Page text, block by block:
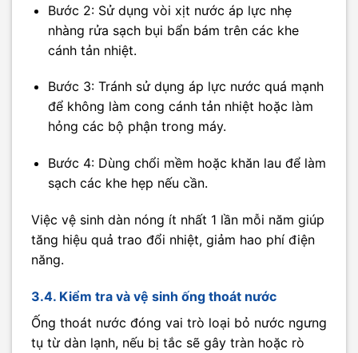
Bước 2: Sử dụng vòi xịt nước áp lực nhẹ
nhàng rửa sạch bụi bẩn bám trên các khe
cánh tản nhiệt.
Bước 3: Tránh sử dụng áp lực nước quá mạnh
để không làm cong cánh tản nhiệt hoặc làm
hỏng các bộ phận trong máy.
Bước 4: Dùng chổi mềm hoặc khăn lau để làm
sạch các khe hẹp nếu cần.
Việc vệ sinh dàn nóng ít nhất 1 lần mỗi năm giúp
tăng hiệu quả trao đổi nhiệt, giảm hao phí điện
năng.
3.4. Kiểm tra và vệ sinh ống thoát nước
Ống thoát nước đóng vai trò loại bỏ nước ngưng
tụ từ dàn lạnh, nếu bị tắc sẽ gây tràn hoặc rò